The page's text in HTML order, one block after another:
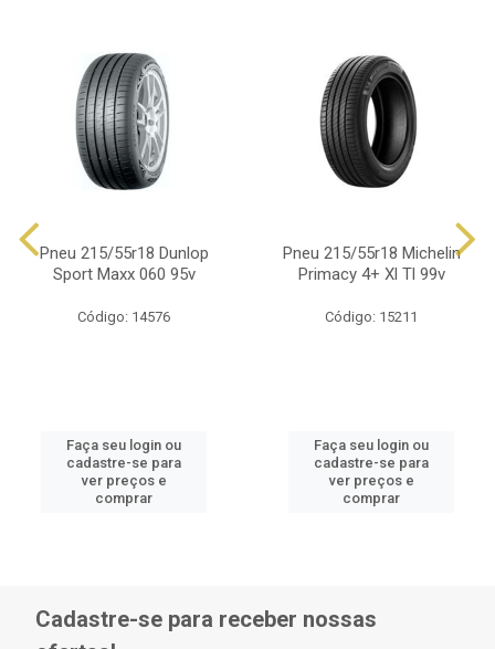
Pneu 215/55r18 Dunlop
Sport Maxx 060 95v
Código: 14576
Faça seu login ou
cadastre-se para
ver preços e
comprar
Pneu 215/55r18 Michelin
Primacy 4+ Xl Tl 99v
Código: 15211
Faça seu login ou
cadastre-se para
ver preços e
comprar
Cadastre-se para receber nossas